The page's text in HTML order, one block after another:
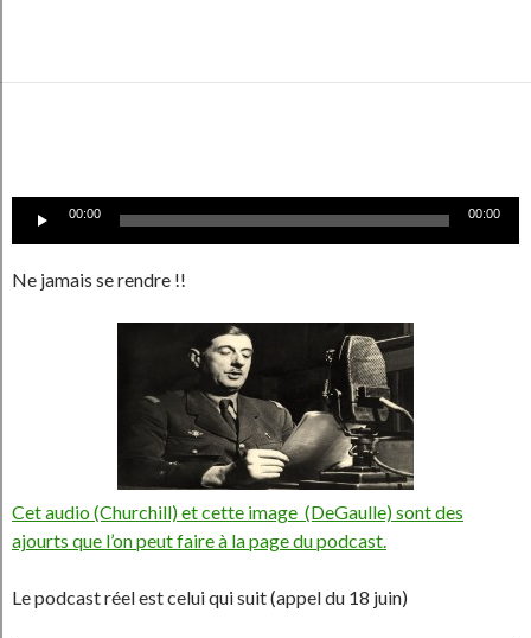
Lecteur
audio
00:00 00:00
Ne jamais se rendre !!
Cet audio (Churchill) et cette image (DeGaulle) sont des
ajourts que l’on peut faire à la page du podcast.
Le podcast réel est celui qui suit (appel du 18 juin)